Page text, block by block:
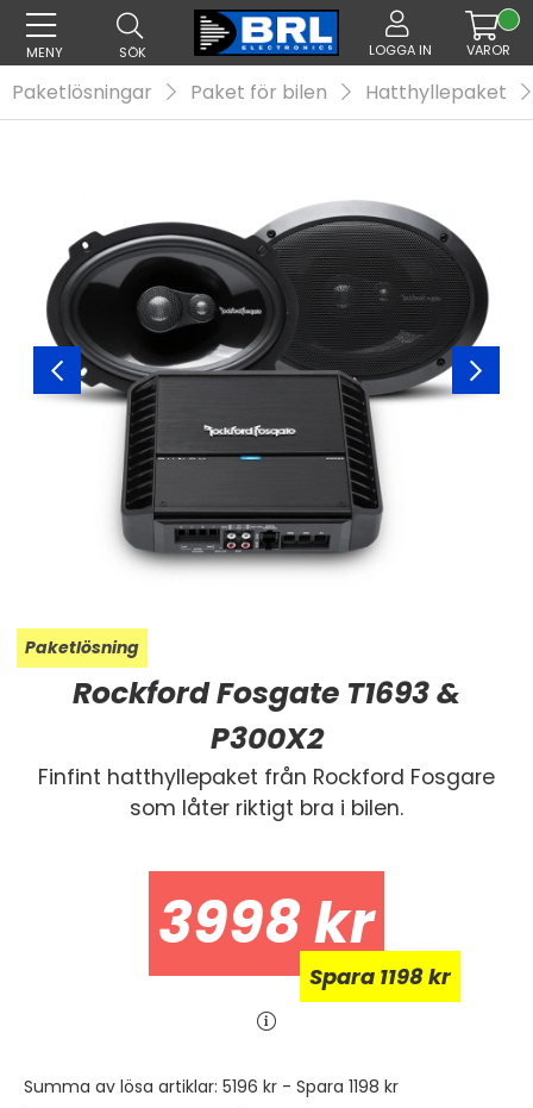
MENY SÖK LOGGA IN VAROR
Paketlösningar Paket för bilen Hatthyllepaket
Paketlösning
Rockford Fosgate T1693 &
P300X2
Finfint hatthyllepaket från Rockford Fosgare
som låter riktigt bra i bilen.
3998kr
Spara
Spara 1198 kr
Summa av lösa artiklar: 5196 kr - Spara 1198 kr